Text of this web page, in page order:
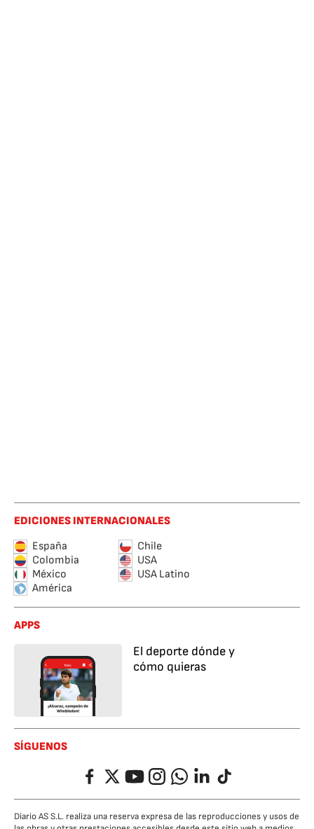
EDICIONES INTERNACIONALES
España
Chile
Colombia
USA
México
USA Latino
América
APPS
El deporte dónde y
cómo quieras
SÍGUENOS
FacebookTwitterYouTubeInstagramWhatsappLinkedIn
TikTok
Diario AS S.L. realiza una reserva expresa de las reproducciones y usos de